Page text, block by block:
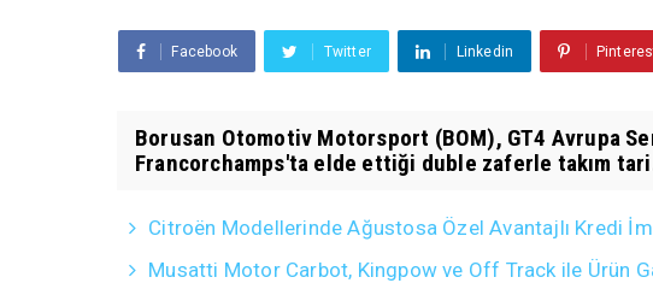
Facebook Twitter Linkedin
Borusan Otomotiv Motorsport (BOM), GT4 Avrupa
Francorchamps'ta elde ettiği duble zaferle takım
Citroën Modellerinde Ağustosa Özel Avantajlı Kredi
Musatti Motor Carbot, Kingpow ve Off Track ile Ürün